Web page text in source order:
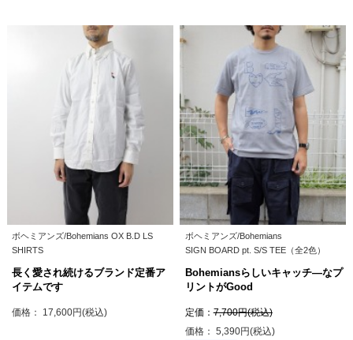
ボヘミアンズ/Bohemians OX B.D LS
SHIRTS
長く愛され続けるブランド定番ア
イテムです
価格： 17,600円(税込)
ボヘミアンズ/Bohemians
SIGN BOARD pt. S/S TEE（全2色）
Bohemiansらしいキャッチ―なプ
リントがGood
定価：7,700円(税込)
価格： 5,390円(税込)